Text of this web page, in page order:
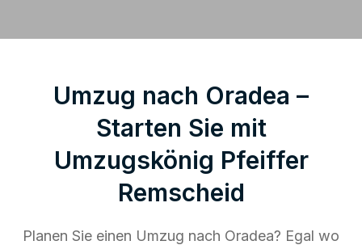
Umzug nach Oradea –
Starten Sie mit
Umzugskönig Pfeiffer
Remscheid
Planen Sie einen Umzug nach Oradea? Egal wo